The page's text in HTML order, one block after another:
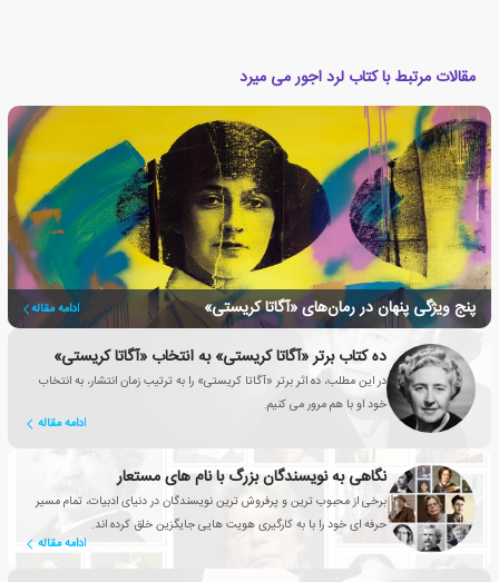
مقالات مرتبط با کتاب لرد اجور می میرد
پنج ویژگی پنهان در رمان‌های «آگاتا کریستی» ادامه مقاله
ده کتاب برتر «آگاتا کریستی» به انتخاب «آگاتا کریستی»
در این مطلب، ده اثر برتر «آگاتا کریستی» را به ترتیب زمان انتشار، به انتخاب
خود او با هم مرور می کنیم.
ادامه مقاله
نگاهی به نویسندگان بزرگ با نام های مستعار
برخی از محبوب ترین و پرفروش ترین نویسندگان در دنیای ادبیات، تمام مسیر
حرفه ای خود را با به کارگیری هویت هایی جایگزین خلق کرده اند.
ادامه مقاله